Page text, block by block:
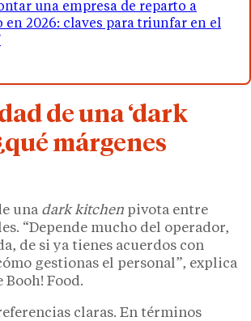
una empresa de reparto a
en 2026: claves para triunfar en el
de una ‘dark
márgenes
una dark kitchen pivota entre
“Depende mucho del operador,
de si ya tienes acuerdos con
gestionas el personal”, explica
Booh! Food.
claras. En términos